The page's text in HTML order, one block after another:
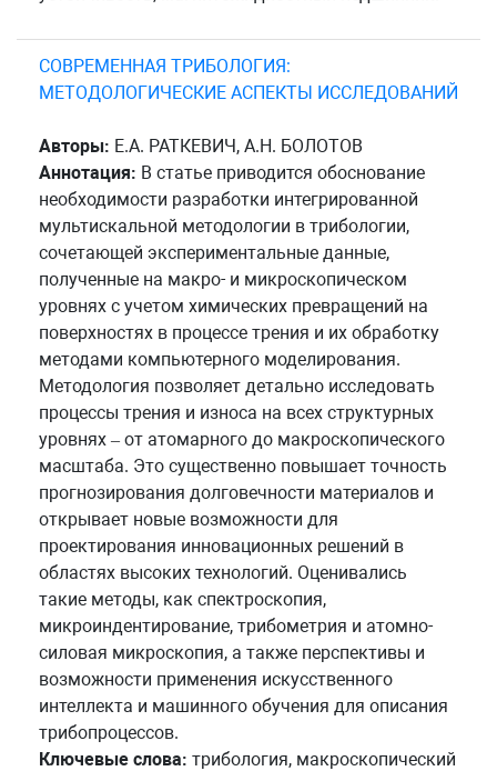
СОВРЕМЕННАЯ ТРИБОЛОГИЯ:
МЕТОДОЛОГИЧЕСКИЕ АСПЕКТЫ ИССЛЕДОВАНИЙ
Авторы: Е.А. РАТКЕВИЧ, А.Н. БОЛОТОВ
Аннотация: В статье приводится обоснование
необходимости разработки интегрированной
мультискальной методологии в трибологии,
сочетающей экспериментальные данные,
полученные на макро- и микроскопическом
уровнях с учетом химических превращений на
поверхностях в процессе трения и их обработку
методами компьютерного моделирования.
Методология позволяет детально исследовать
процессы трения и износа на всех структурных
уровнях – от атомарного до макроскопического
масштаба. Это существенно повышает точность
прогнозирования долговечности материалов и
открывает новые возможности для
проектирования инновационных решений в
областях высоких технологий. Оценивались
такие методы, как спектроскопия,
микроиндентирование, трибометрия и атомно-
силовая микроскопия, а также перспективы и
возможности применения искусственного
интеллекта и машинного обучения для описания
трибопроцессов.
Ключевые слова: трибология, макроскопический